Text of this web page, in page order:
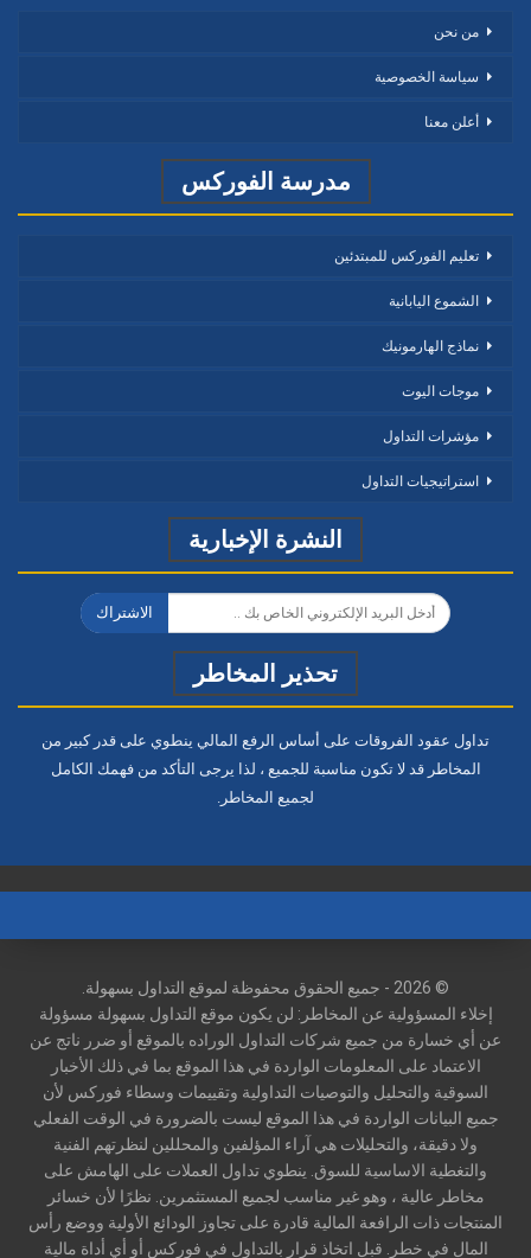
من نحن
سياسة الخصوصية
أعلن معنا
مدرسة الفوركس
تعليم الفوركس للمبتدئين
الشموع اليابانية
نماذج الهارمونيك
موجات اليوت
مؤشرات التداول
استراتيجيات التداول
النشرة الإخبارية
الاشتراك
تحذير المخاطر
تداول عقود الفروقات على أساس الرفع المالي ينطوي على قدر كبير من
المخاطر قد لا تكون مناسبة للجميع ، لذا يرجى التأكد من فهمك الكامل
لجميع المخاطر.
© 2026 - جميع الحقوق محفوظة لموقع التداول بسهولة.
إخلاء المسؤولية عن المخاطر: لن يكون موقع التداول بسهولة مسؤولة
عن أي خسارة من جميع شركات التداول الوراده بالموقع أو ضرر ناتج عن
الاعتماد على المعلومات الواردة في هذا الموقع بما في ذلك الأخبار
السوقية والتحليل والتوصيات التداولية وتقييمات وسطاء فوركس لأن
جميع البيانات الواردة في هذا الموقع ليست بالضرورة في الوقت الفعلي
ولا دقيقة، والتحليلات هي آراء المؤلفين والمحللين لنظرتهم الفنية
والتغطية الاساسية للسوق. ينطوي تداول العملات على الهامش على
مخاطر عالية ، وهو غير مناسب لجميع المستثمرين. نظرًا لأن خسائر
المنتجات ذات الرافعة المالية قادرة على تجاوز الودائع الأولية ووضع رأس
المال في خطر. قبل اتخاذ قرار بالتداول في فوركس أو أي أداة مالية